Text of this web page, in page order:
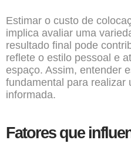
Estimar o custo de
implica avaliar uma
resultado final pode
reflete o estilo pessoal e
espaço. Assim, entender
fundamental para realizar
informada.
Fatores que